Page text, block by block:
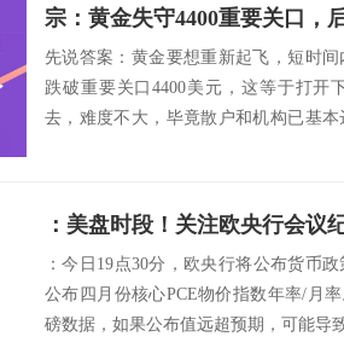
先说答案：黄金要想重新起飞，短时
跌破重要关口4400美元，这等于打开
去，难度不大，毕竟散户和机构已基
：美盘时段！关注欧央行会议
：今日19点30分，欧央行将公布货币
公布四月份核心PCE物价指数年率/月
磅数据，如果公布值远超预期，可能导